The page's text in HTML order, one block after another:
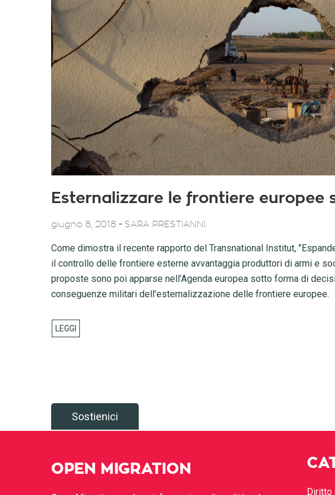
Esternalizzare le frontiere europee
giugno 8, 2018 - SARA PRESTIANNI
Come dimostra il recente rapporto del Transnational Institut,
il controllo delle frontiere esterne avvantaggia produttori di armi e
proposte sono poi apparse nell’Agenda europea sotto forma di
conseguenze militari dell’esternalizzazione delle frontiere europee.
Sostienici
OPEN MIGRATION
Diritto